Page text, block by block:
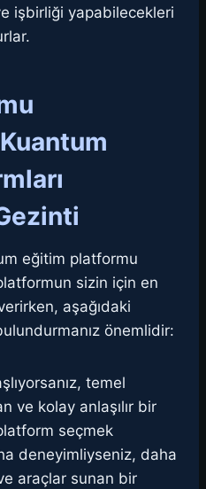
işbirliği yapabilecekleri
eğitim platformu
sizin için en
aşağıdaki
önemlidir:
temel
ve kolay anlaşılır bir
seçmek
deneyimliyseniz, daha
araçlar sunan bir